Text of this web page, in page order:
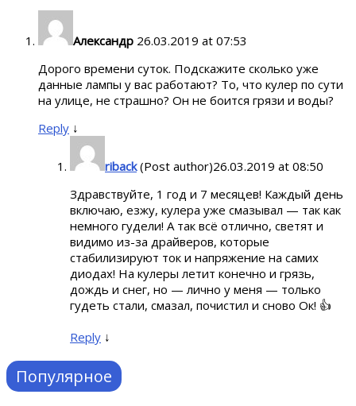
Александр 26.03.2019 at 07:53
Дорого времени суток. Подскажите сколько уже
данные лампы у вас работают? То, что кулер по сути
на улице, не страшно? Он не боится грязи и воды?
Reply ↓
riback (Post author)26.03.2019 at 08:50
Здравствуйте, 1 год и 7 месяцев! Каждый день
включаю, езжу, кулера уже смазывал — так как
немного гудели! А так всё отлично, светят и
видимо из-за драйверов, которые
стабилизируют ток и напряжение на самих
диодах! На кулеры летит конечно и грязь,
дождь и снег, но — лично у меня — только
гудеть стали, смазал, почистил и сново Ок! 👍
Reply ↓
Популярное